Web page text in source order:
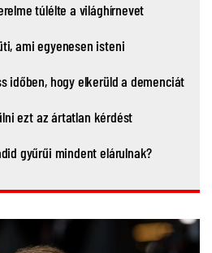
túlélte a világhírnevet
ami egyenesen isteni
időben, hogy elkerüld a demenciát
ezt az ártatlan kérdést
gyűrűi mindent elárulnak?